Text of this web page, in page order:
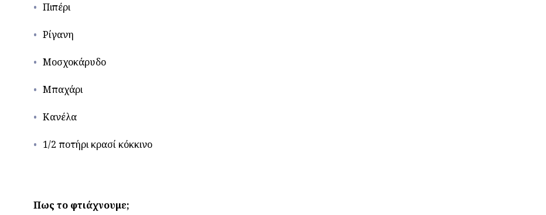
Πιπέρι
Ρίγανη
Μοσχοκάρυδο
Μπαχάρι
Κανέλα
1/2 ποτήρι κρασί κόκκινο
Πως το φτιάχνουμε;